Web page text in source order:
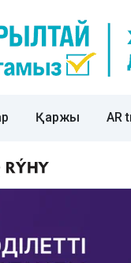
Қаржы AR